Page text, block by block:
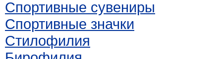
Спортивные сувениры
Спортивные значки
Стилофилия